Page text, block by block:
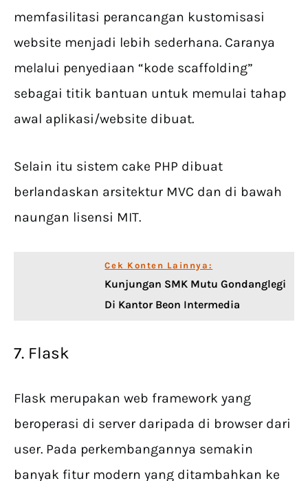
memfasilitasi perancangan kustomisasi
website menjadi lebih sederhana. Caranya
melalui penyediaan “kode scaffolding”
sebagai titik bantuan untuk memulai tahap
awal aplikasi/website dibuat.
Selain itu sistem cake PHP dibuat
berlandaskan arsitektur MVC dan di bawah
naungan lisensi MIT.
Cek Konten Lainnya:
Kunjungan SMK Mutu Gondanglegi
Di Kantor Beon Intermedia
7. Flask
Flask merupakan web framework yang
beroperasi di server daripada di browser dari
user. Pada perkembangannya semakin
banyak fitur modern yang ditambahkan ke